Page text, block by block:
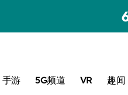
手游 5G频道 VR 趣闻